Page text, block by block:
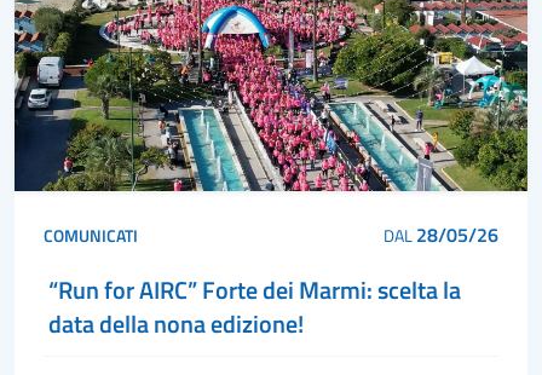
COMUNICATI DAL28/05/26
“Run for AIRC” Forte dei Marmi: scelta la
data della nona edizione!